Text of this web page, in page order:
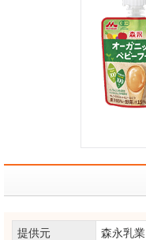
提供元
森永乳業